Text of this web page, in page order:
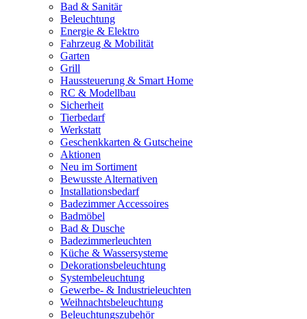
Bad & Sanitär
Beleuchtung
Energie & Elektro
Fahrzeug & Mobilität
Garten
Grill
Haussteuerung & Smart Home
RC & Modellbau
Sicherheit
Tierbedarf
Werkstatt
Geschenkkarten & Gutscheine
Aktionen
Neu im Sortiment
Bewusste Alternativen
Installationsbedarf
Badezimmer Accessoires
Badmöbel
Bad & Dusche
Badezimmerleuchten
Küche & Wassersysteme
Dekorationsbeleuchtung
Systembeleuchtung
Gewerbe- & Industrieleuchten
Weihnachtsbeleuchtung
Beleuchtungszubehör